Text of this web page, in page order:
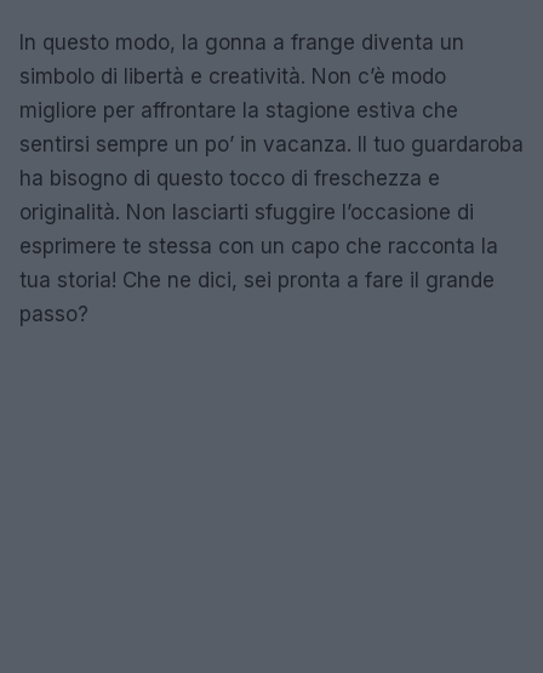
In questo modo, la gonna a frange diventa un
simbolo di libertà e creatività. Non c’è modo
migliore per affrontare la stagione estiva che
sentirsi sempre un po’ in vacanza. Il tuo guardaroba
ha bisogno di questo tocco di freschezza e
originalità. Non lasciarti sfuggire l’occasione di
esprimere te stessa con un capo che racconta la
tua storia! Che ne dici, sei pronta a fare il grande
passo?